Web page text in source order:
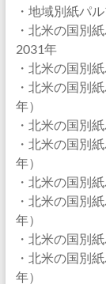
・地域別紙パ
・北米の国別
2031年
・北米の国別
・北米の国別
年）
・北米の国別
・北米の国別
年）
・北米の国別
・北米の国別
年）
・北米の国別
・北米の国別
年）